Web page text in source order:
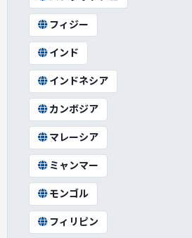
フィジー
インド
インドネシア
カンボジア
マレーシア
ミャンマー
モンゴル
フィリピン